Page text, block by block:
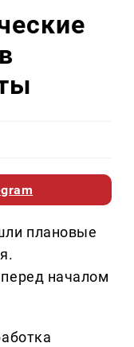
плановые
началом